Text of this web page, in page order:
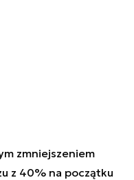
zmniejszeniem
z 40% na początku